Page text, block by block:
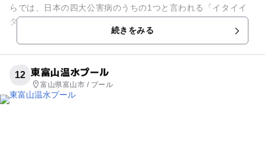
らでは、日本の四大公害病のうちの1つと言われる「イタイイ
タイ病」について学ぶことができます。ジオラマや絵本、映像
などで展示してあり、子ども...続きをみる
12 東富山温水プール
富山県富山市 / プール